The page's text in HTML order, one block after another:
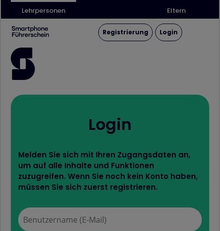
Lehrpersonen Eltern
Registrierung Login
Login
Melden Sie sich mit Ihren Zugangsdaten an,
um auf alle Inhalte und Funktionen
zuzugreifen. Wenn Sie noch kein Konto haben,
müssen Sie sich zuerst registrieren.